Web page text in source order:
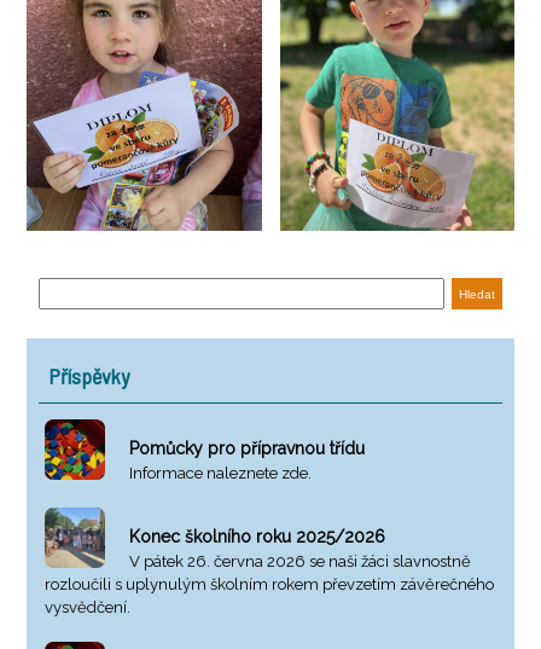
Příspěvky
Pomůcky pro přípravnou třídu
Informace naleznete zde.
Konec školního roku 2025/2026
V pátek 26. června 2026 se naši žáci slavnostně
rozloučili s uplynulým školním rokem převzetím závěrečného
vysvědčení.